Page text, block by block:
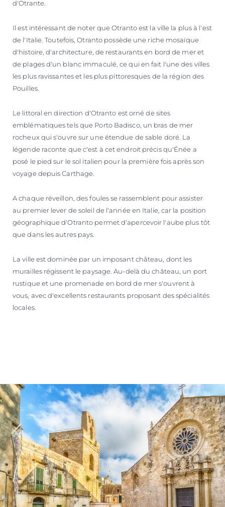
d'Otrante.
Il est intéressant de noter que Otranto est la ville la plus à l'est
de l'Italie. Toutefois, Otranto possède une riche mosaïque
d'histoire, d'architecture, de restaurants en bord de mer et
de plages d'un blanc immaculé, ce qui en fait l'une des villes
les plus ravissantes et les plus pittoresques de la région des
Pouilles.
Le littoral en direction d'Otranto est orné de sites
emblématiques tels que Porto Badisco, un bras de mer
rocheux qui s'ouvre sur une étendue de sable doré. La
légende raconte que c'est à cet endroit précis qu'Énée a
posé le pied sur le sol italien pour la première fois après son
voyage depuis Carthage.
A chaque réveillon, des foules se rassemblent pour assister
au premier lever de soleil de l'année en Italie, car la position
géographique d'Otranto permet d'apercevoir l'aube plus tôt
que dans les autres pays.
La ville est dominée par un imposant château, dont les
murailles régissent le paysage. Au-delà du château, un port
rustique et une promenade en bord de mer s'ouvrent à
vous, avec d'excellents restaurants proposant des spécialités
locales.